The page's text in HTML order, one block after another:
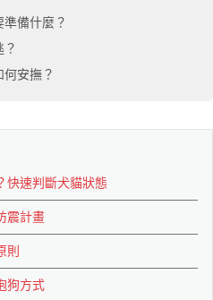
備什麼？
安撫？
快速判斷犬貓狀態
震計畫
則
狗方式